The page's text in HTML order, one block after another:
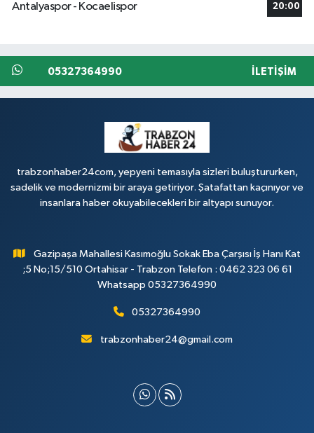
Antalyaspor - Kocaelispor 20:00
05327364990 İLETIŞIM
trabzonhaber24com, yepyeni temasıyla sizleri buluştururken,
sadelik ve modernizmi bir araya getiriyor. Şatafattan kaçınıyor ve
insanlara haber okuyabilecekleri bir altyapı sunuyor.
Gazipaşa Mahallesi Kasımoğlu Sokak Eba Çarşısı İş Hanı Kat
;5 No;15/510 Ortahisar - Trabzon Telefon : 0462 323 06 61
Whatsapp 05327364990
05327364990
trabzonhaber24@gmail.com